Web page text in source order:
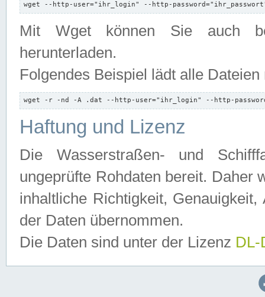
wget --http-user="ihr_login" --http-
Mit Wget können Sie auch
herunterladen.
Folgendes Beispiel lädt alle
wget -r -nd -A .dat --http-user="ihr_login" --http-
Haftung und Lizenz
Die Wasserstraßen- und
ungeprüfte Rohdaten bereit. Daher
inhaltliche Richtigkeit,
der Daten übernommen.
Die Daten sind unter der Lizenz